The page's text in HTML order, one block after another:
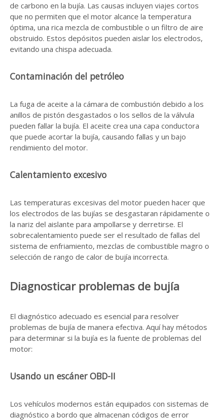
de carbono en la bujía. Las causas incluyen viajes cortos
que no permiten que el motor alcance la temperatura
óptima, una rica mezcla de combustible o un filtro de aire
obstruido. Estos depósitos pueden aislar los electrodos,
evitando una chispa adecuada.
Contaminación del petróleo
La fuga de aceite a la cámara de combustión debido a los
anillos de pistón desgastados o los sellos de la válvula
pueden fallar la bujía. El aceite crea una capa conductora
que puede acortar la bujía, causando fallas y un bajo
rendimiento del motor.
Calentamiento excesivo
Las temperaturas excesivas del motor pueden hacer que
los electrodos de las bujías se desgastaran rápidamente o
la nariz del aislante para ampollarse y derretirse. El
sobrecalentamiento puede ser el resultado de fallas del
sistema de enfriamiento, mezclas de combustible magro o
selección de rango de calor de bujía incorrecta.
Diagnosticar problemas de bujía
El diagnóstico adecuado es esencial para resolver
problemas de bujía de manera efectiva. Aquí hay métodos
para determinar si la bujía es la fuente de problemas del
motor:
Usando un escáner OBD-II
Los vehículos modernos están equipados con sistemas de
diagnóstico a bordo que almacenan códigos de error